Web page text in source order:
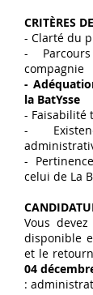
CRITÈRES
- Clarté du
-
compagnie
-
la BatYsse
- Faisabilité
-
-
celui de La
Vous
disponible
et le
04
: